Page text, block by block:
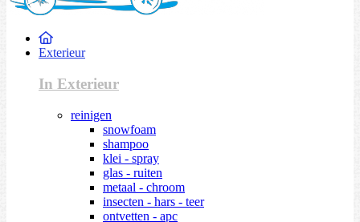
Exterieur
In Exterieur
reinigen
snowfoam
shampoo
klei - spray
glas - ruiten
metaal - chroom
insecten - hars - teer
ontvetten - apc